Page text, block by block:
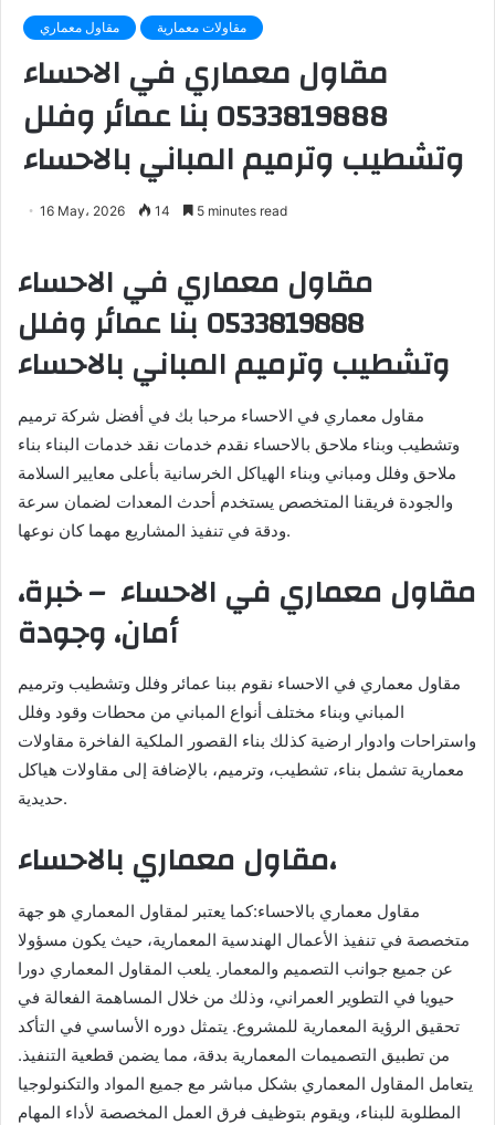
مقاول معماري مقاولات معمارية
مقاول معماري في الاحساء
0533819888 بنا عمائر وفلل
وتشطيب وترميم المباني بالاحساء
16 May، 2026 14 5 minutes read
مقاول معماري في الاحساء
0533819888 بنا عمائر وفلل
وتشطيب وترميم المباني بالاحساء
مقاول معماري في الاحساء مرحبا بك في أفضل شركة ترميم
وتشطيب وبناء ملاحق بالاحساء نقدم خدمات نقد خدمات البناء بناء
ملاحق وفلل ومباني وبناء الهياكل الخرسانية بأعلى معايير السلامة
والجودة فريقنا المتخصص يستخدم أحدث المعدات لضمان سرعة
ودقة في تنفيذ المشاريع مهما كان نوعها.
مقاول معماري في الاحساء – خبرة،
أمان، وجودة
مقاول معماري في الاحساء نقوم ببنا عمائر وفلل وتشطيب وترميم
المباني وبناء مختلف أنواع المباني من محطات وقود وفلل
واستراحات وادوار ارضية كذلك بناء القصور الملكية الفاخرة مقاولات
معمارية تشمل بناء، تشطيب، وترميم، بالإضافة إلى مقاولات هياكل
حديدية.
مقاول معماري بالاحساء،
مقاول معماري بالاحساء:كما يعتبر لمقاول المعماري هو جهة
متخصصة في تنفيذ الأعمال الهندسية المعمارية، حيث يكون مسؤولا
عن جميع جوانب التصميم والمعمار. يلعب المقاول المعماري دورا
حيويا في التطوير العمراني، وذلك من خلال المساهمة الفعالة في
تحقيق الرؤية المعمارية للمشروع. يتمثل دوره الأساسي في التأكد
من تطبيق التصميمات المعمارية بدقة، مما يضمن قطعية التنفيذ.
يتعامل المقاول المعماري بشكل مباشر مع جميع المواد والتكنولوجيا
المطلوبة للبناء، ويقوم بتوظيف فرق العمل المخصصة لأداء المهام